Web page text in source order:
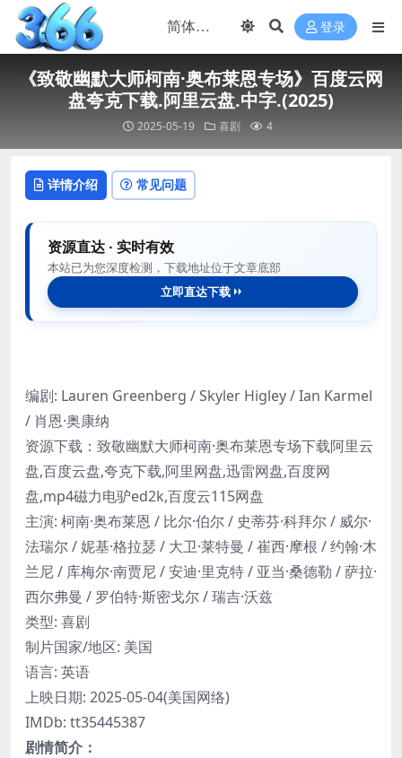
登录
《致敬幽默大师柯南·奥布莱恩专场》百度云网
盘夸克下载.阿里云盘.中字.(2025)
2025-05-19 喜剧 4
详情介绍 常见问题
资源直达 · 实时有效
本站已为您深度检测，下载地址位于文章底部
立即直达下载
编剧: Lauren Greenberg / Skyler Higley / Ian Karmel
/ 肖恩·奥康纳
资源下载：致敬幽默大师柯南·奥布莱恩专场下载阿里云
盘,百度云盘,夸克下载,阿里网盘,迅雷网盘,百度网
盘,mp4磁力电驴ed2k,百度云115网盘
主演: 柯南·奥布莱恩 / 比尔·伯尔 / 史蒂芬·科拜尔 / 威尔·
法瑞尔 / 妮基·格拉瑟 / 大卫·莱特曼 / 崔西·摩根 / 约翰·木
兰尼 / 库梅尔·南贾尼 / 安迪·里克特 / 亚当·桑德勒 / 萨拉·
西尔弗曼 / 罗伯特·斯密戈尔 / 瑞吉·沃兹
类型: 喜剧
制片国家/地区: 美国
语言: 英语
上映日期: 2025-05-04(美国网络)
IMDb: tt35445387
剧情简介：